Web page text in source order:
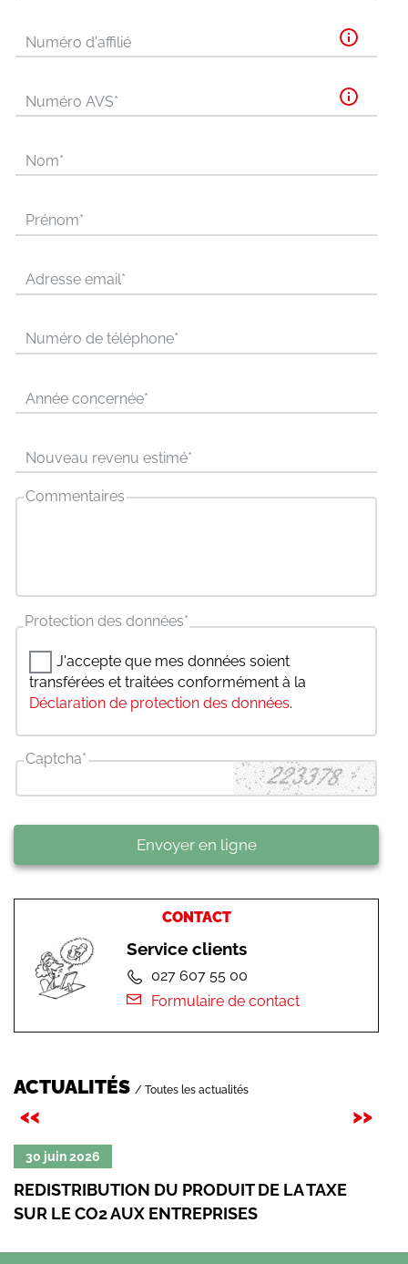
CONTACT
Service clients
027 607 55 00
Formulaire de contact
ACTUALITÉS / Toutes les actualités
<< >>
30 juin 2026
REDISTRIBUTION DU PRODUIT DE LA TAXE
SUR LE CO2 AUX ENTREPRISES
Lire
suite
de
Numéro d'affilié
Numéro AVS*
Nom*
Prénom*
Adresse email*
Numéro de téléphone*
Année concernée*
Nouveau revenu estimé*
Commentaires
Protection des données*
J'accepte que mes données soient
transférées et traitées conformément à la
Déclaration de protection des données.
Captcha*
Envoyer en ligne